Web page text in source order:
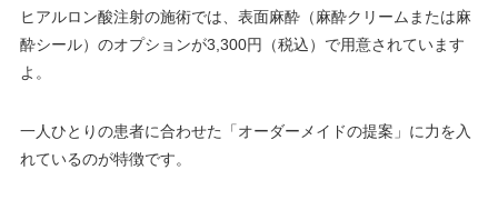
ヒアルロン酸注射の施術では、表面麻酔（麻酔クリームまたは麻
酔シール）のオプションが3,300円（税込）で用意されています
よ。
一人ひとりの患者に合わせた「オーダーメイドの提案」に力を入
れているのが特徴です。